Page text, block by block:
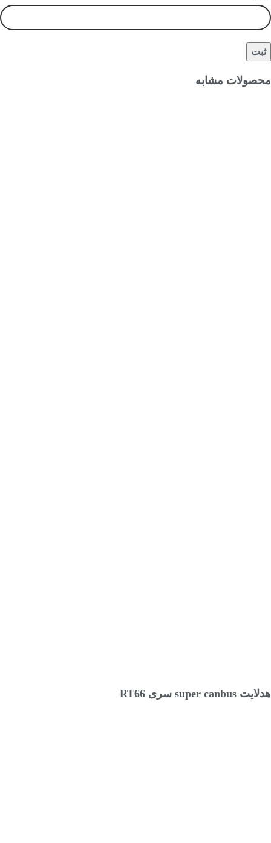
محصولات مشابه
هدلایت super canbus سری RT66